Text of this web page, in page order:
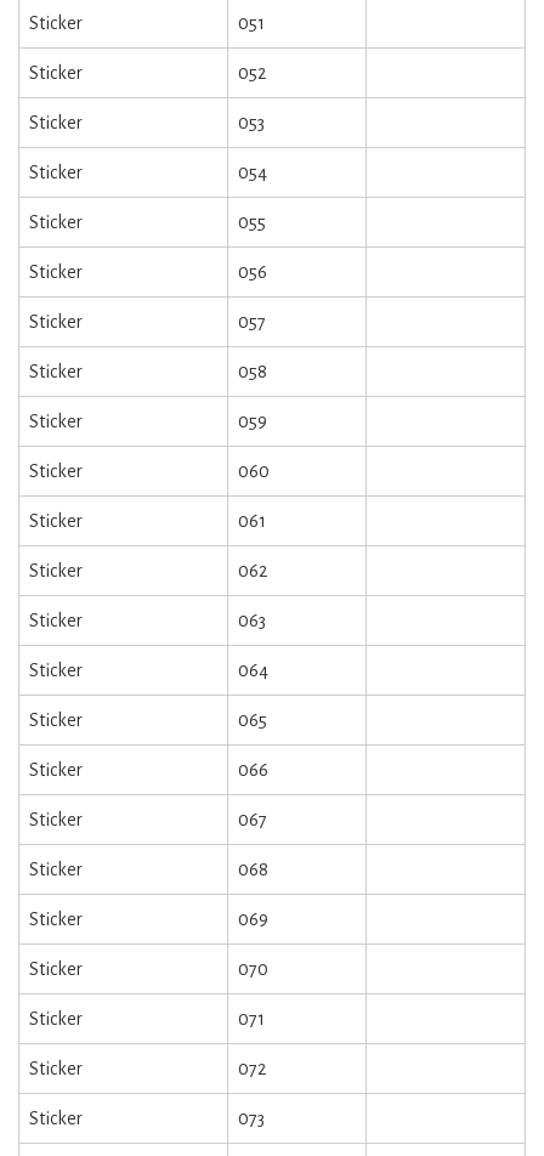
Sticker 051
Sticker 052
Sticker 053
Sticker 054
Sticker 055
Sticker 056
Sticker 057
Sticker 058
Sticker 059
Sticker 060
Sticker 061
Sticker 062
Sticker 063
Sticker 064
Sticker 065
Sticker 066
Sticker 067
Sticker 068
Sticker 069
Sticker 070
Sticker 071
Sticker 072
Sticker 073